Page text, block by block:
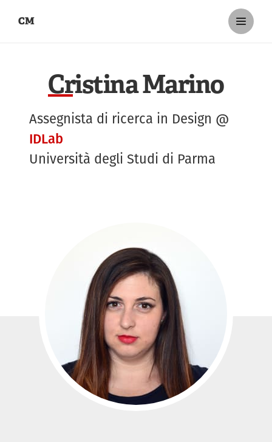
CM
Cristina Marino
Assegnista di ricerca in Design @
IDLab
Università degli Studi di Parma